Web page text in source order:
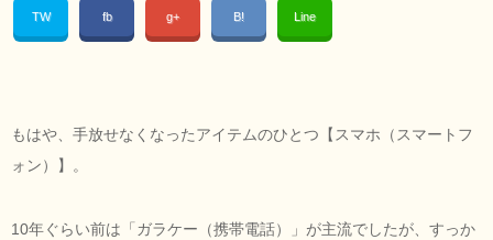
TW fb g+ B! Line
もはや、手放せなくなったアイテムのひとつ【スマホ（スマートフ
ォン）】。
10年ぐらい前は「ガラケー（携帯電話）」が主流でしたが、すっか